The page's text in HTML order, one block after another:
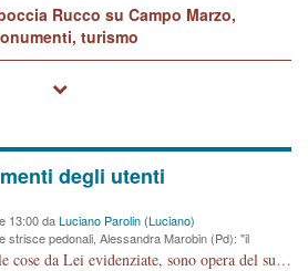
Rucco su Campo Marzo,
turismo
degli utenti
13:00 daLuciano Parolin (Luciano)
strisce pedonali, Alessandra Marobin (Pd): "il
Consigliera Marobin, tutte le cose da Lei evidenziate, sono opera del suo ex Assessore e compagno di Partito Antonio Marco Dalla Pozza Assessore alla "progettazione" di piste ciclabili e altre porcherie. A lui manderei il conto da saldare per incidenti e danni alle persone. E' ora che "finiamola." Avete perso rassegnatevi. qui IL SINDACO RUCCO NON C'ENTRA PER NIENTE. CAPITO!!!!!!!! Amen.